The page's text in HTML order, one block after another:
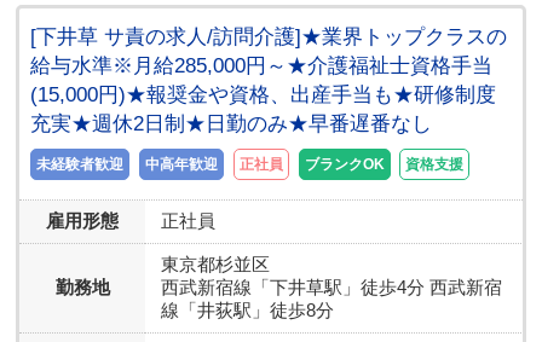
[下井草 サ責の求人/訪問介護]★業界トップクラスの
給与水準※月給285,000円～★介護福祉士資格手当
(15,000円)★報奨金や資格、出産手当も★研修制度
充実★週休2日制★日勤のみ★早番遅番なし
未経験者歓迎 中高年歓迎 正社員 ブランクOK 資格支援
雇用形態 正社員
勤務地
東京都杉並区
西武新宿線「下井草駅」徒歩4分 西武新宿
線「井荻駅」徒歩8分